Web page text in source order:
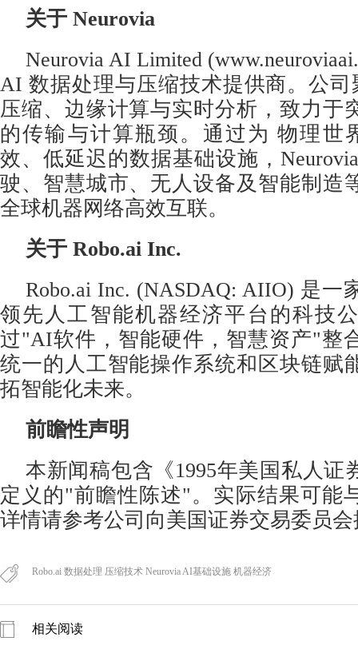
关于 Neurovia
Neurovia AI Limited (
AI 数据处理与压缩技术提供商。公
压缩、边缘计算与实时分析，致力于
的传输与计算瓶颈。通过为 物理世
效、低延迟的数据基础设施，
驶、智慧城市、无人设备及智能制造
全球机器网络高效互联。
关于 Robo.ai Inc.
Robo.ai Inc. (NASDAQ: AIIO) 是一
领先人工智能机器经济平台的科技
过"AI软件，智能硬件，智慧资产"整
统一的人工智能操作系统和区块链赋
拓智能化未来。
前瞻性声明
本新闻稿包含《1995年美国私人证
定义的"前瞻性陈述"。实际结果可能
详情请参考公司向美国证券交易委员
Robo.ai 数据处理 压缩技术 Neurovia AI基础设施 机器经济
相关阅读